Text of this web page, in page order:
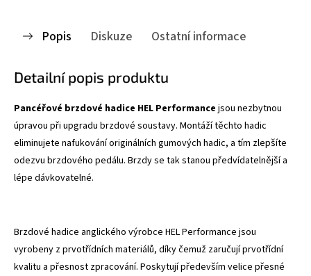
Popis Diskuze Ostatní informace
Detailní popis produktu
Pancéřové brzdové hadice HEL Performance jsou nezbytnou
úpravou při upgradu brzdové soustavy. Montáží těchto hadic
eliminujete nafukování originálních gumových hadic, a tím zlepšíte
odezvu brzdového pedálu. Brzdy se tak stanou předvídatelnější a
lépe dávkovatelné.
Brzdové hadice anglického výrobce HEL Performance jsou
vyrobeny z prvotřídních materiálů, díky čemuž zaručují prvotřídní
kvalitu a přesnost zpracování. Poskytují především velice přesné